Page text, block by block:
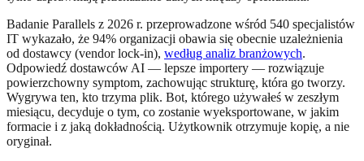
Badanie Parallels z 2026 r. przeprowadzone wśród 540 specjalistów
IT wykazało, że 94% organizacji obawia się obecnie uzależnienia
od dostawcy (vendor lock-in), według analiz branżowych.
Odpowiedź dostawców AI — lepsze importery — rozwiązuje
powierzchowny symptom, zachowując strukturę, która go tworzy.
Wygrywa ten, kto trzyma plik. Bot, którego używałeś w zeszłym
miesiącu, decyduje o tym, co zostanie wyeksportowane, w jakim
formacie i z jaką dokładnością. Użytkownik otrzymuje kopię, a nie
oryginał.